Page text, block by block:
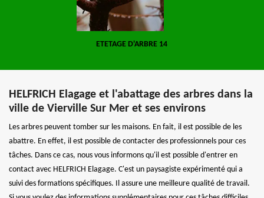
ETETAGE D'ARBRE 14
HELFRICH Elagage et l'abattage des arbres dans la
ville de Vierville Sur Mer et ses environs
Les arbres peuvent tomber sur les maisons. En fait, il est possible de les
abattre. En effet, il est possible de contacter des professionnels pour ces
tâches. Dans ce cas, nous vous informons qu'il est possible d'entrer en
contact avec HELFRICH Elagage. C'est un paysagiste expérimenté qui a
suivi des formations spécifiques. Il assure une meilleure qualité de travail.